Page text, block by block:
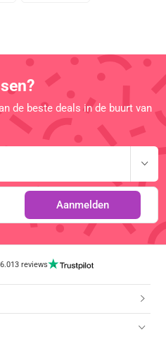
de beste deals in de buurt van
Aanmelden
reviews